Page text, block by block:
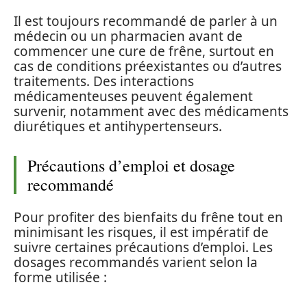
Il est toujours recommandé de parler à un
médecin ou un pharmacien avant de
commencer une cure de frêne, surtout en
cas de conditions préexistantes ou d’autres
traitements. Des interactions
médicamenteuses peuvent également
survenir, notamment avec des médicaments
diurétiques et antihypertenseurs.
Précautions d’emploi et dosage
recommandé
Pour profiter des bienfaits du frêne tout en
minimisant les risques, il est impératif de
suivre certaines précautions d’emploi. Les
dosages recommandés varient selon la
forme utilisée :